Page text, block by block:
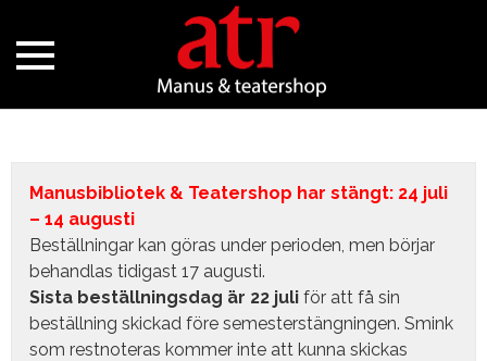
Manusbibliotek & Teatershop har stängt: 24 juli
– 14 augusti
Beställningar kan göras under perioden, men börjar
behandlas tidigast 17 augusti.
Sista beställningsdag är 22 juli för att få sin
beställning skickad före semesterstängningen. Smink
som restnoteras kommer inte att kunna skickas